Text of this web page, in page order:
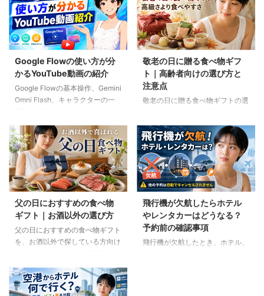
Google Flowの使い方が分
かるYouTube動画の紹介
Google Flowの基本操作、Gemini
Omni Flash、キャラクターの一
研究室の長編動画18本を、目的別
に分かりやすく紹介します。
敬老の日に贈る食べ物ギフ
ト｜高齢者向けの選び方と
注意点
敬老の日に贈る食べ物ギフトの選
力や好み、食事制限、保存方法に
配慮しながら、和菓子、スープ、
ご飯のお供、やわらか食などの候
補をわかりやすく解説します。
父の日におすすめの食べ物
ギフト｜お酒以外の選び方
父の日におすすめの食べ物ギフト
を、お酒以外で探している方向け
など、父の好みに合わせた選び方
と注意点を解説します。
飛行機が欠航したらホテル
やレンタカーはどうなる？
予約前の確認事項
飛行機が欠航したとき、ホテル、